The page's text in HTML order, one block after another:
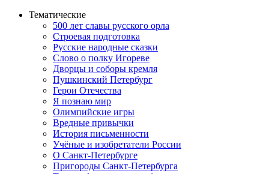
Тематические
500 лет славы русского орла
Строевая подготовка
Русские народные сказки
Слово о полку Игореве
Дворцы и соборы кремля
Пушкинский Петербург
Герои Отечества
Я познаю мир
Олимпийские игры
Вредные привычки
История письменности
Учёные и изобретатели России
О Санкт-Петербурге
Пригороды Санкт-Петербурга